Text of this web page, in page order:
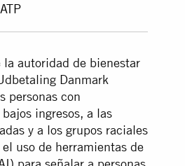
la autoridad de bienestar
Danmark
personas con
ingresos, a las
y a los grupos raciales
uso de herramientas de